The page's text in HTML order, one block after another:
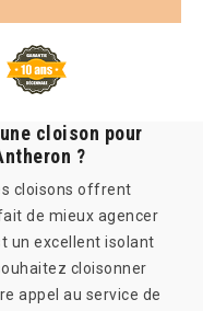
cloison pour
?
cloisons offrent
de mieux agencer
un excellent isolant
cloisonner
appel au service de